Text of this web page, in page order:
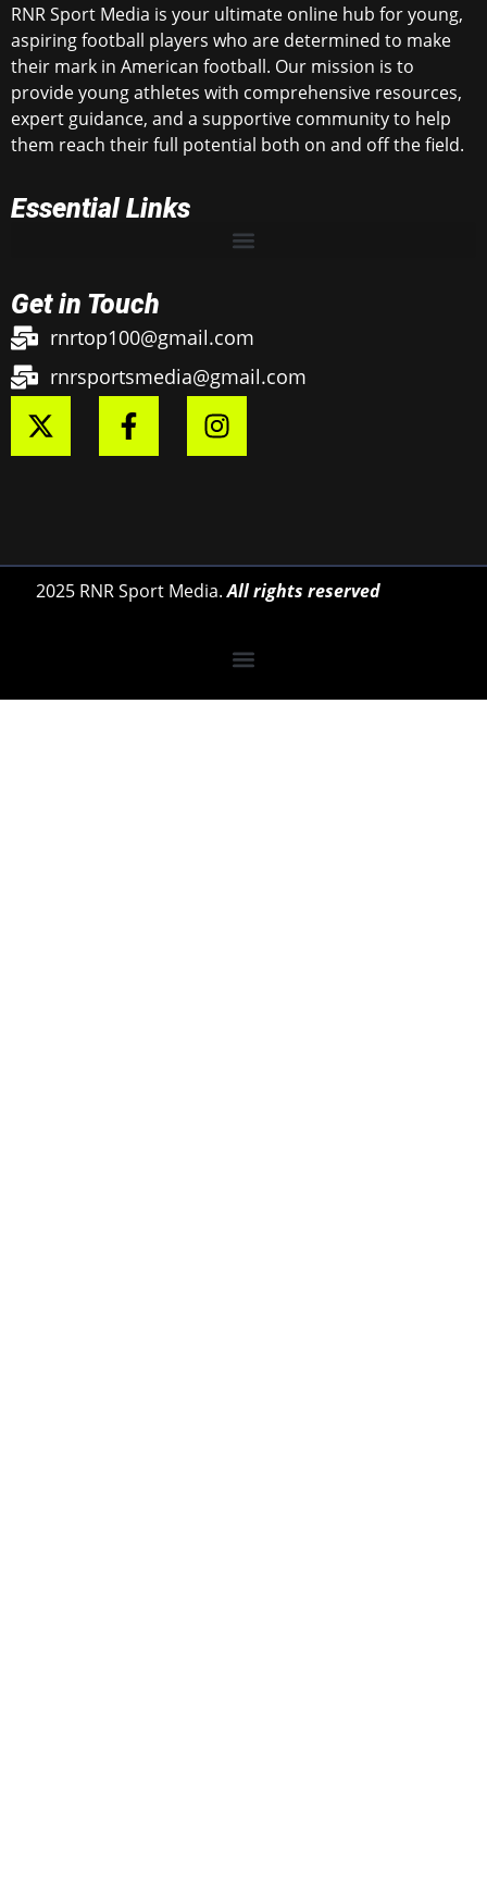
RNR Sport Media is your ultimate online hub for young,
aspiring football players who are determined to make
their mark in American football. Our mission is to
provide young athletes with comprehensive resources,
expert guidance, and a supportive community to help
them reach their full potential both on and off the field.
Essential Links
Get in Touch
rnrtop100@gmail.com
rnrsportsmedia@gmail.com
2025 RNR Sport Media.All rights reserved